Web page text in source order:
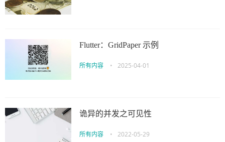
Flutter：GridPaper 示例
所有内容 • 2025-04-01
诡异的并发之可见性
所有内容 • 2022-05-29